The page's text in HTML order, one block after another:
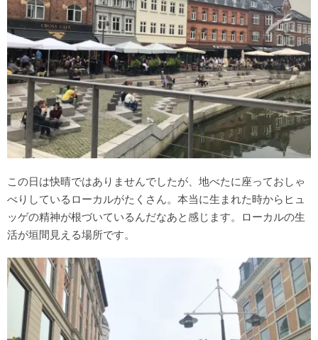
この日は快晴ではありませんでしたが、地べたに座っておしゃ
べりしているローカルがたくさん。本当に生まれた時からヒュ
ッゲの精神が根づいているんだなあと感じます。ローカルの生
活が垣間見える場所です。